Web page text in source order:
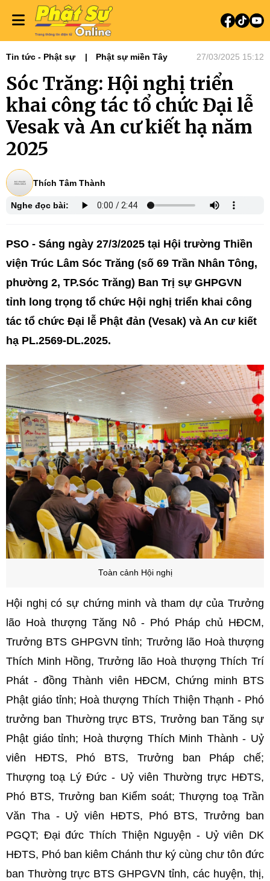
Tin tức - Phật sự Phật sự miền Tây 27/03/2025 15:12
Sóc Trăng: Hội nghị triển
khai công tác tổ chức Đại lễ
Vesak và An cư kiết hạ năm
2025
Thích Tâm Thành
Nghe đọc bài:
PSO - Sáng ngày 27/3/2025 tại Hội trường Thiền
viện Trúc Lâm Sóc Trăng (số 69 Trần Nhân Tông,
phường 2, TP.Sóc Trăng) Ban Trị sự GHPGVN
tỉnh long trọng tổ chức Hội nghị triển khai công
tác tổ chức Đại lễ Phật đản (Vesak) và An cư kiết
hạ PL.2569-DL.2025.
Toàn cảnh Hội nghị
Hội nghị có sự chứng minh và tham dự của Trưởng
lão Hoà thượng Tăng Nô - Phó Pháp chủ HĐCM,
Trưởng BTS GHPGVN tỉnh; Trưởng lão Hoà thượng
Thích Minh Hồng, Trưởng lão Hoà thượng Thích Trí
Phát - đồng Thành viên HĐCM, Chứng minh BTS
Phật giáo tỉnh; Hoà thượng Thích Thiện Thạnh - Phó
trưởng ban Thường trực BTS, Trưởng ban Tăng sự
Phật giáo tỉnh; Hoà thượng Thích Minh Thành - Uỷ
viên HĐTS, Phó BTS, Trưởng ban Pháp chế;
Thượng toạ Lý Đức - Uỷ viên Thường trực HĐTS,
Phó BTS, Trưởng ban Kiểm soát; Thượng toạ Trần
Văn Tha - Uỷ viên HĐTS, Phó BTS, Trưởng ban
PGQT; Đại đức Thích Thiện Nguyện - Uỷ viên DK
HĐTS, Phó ban kiêm Chánh thư ký cùng chư tôn đức
ban Thường trực BTS GHPGVN tỉnh, các huyện, thị,